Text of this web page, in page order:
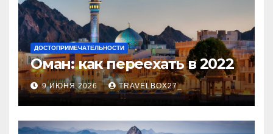
ДОСТОПРИМЕЧАТЕЛЬНОСТИ
Оман: как переехать в 2022
9 ИЮНЯ 2026 TRAVELBOX27_